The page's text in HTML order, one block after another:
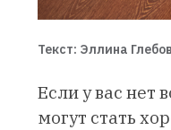
Текст: Эллина
Если у вас нет
могут стать